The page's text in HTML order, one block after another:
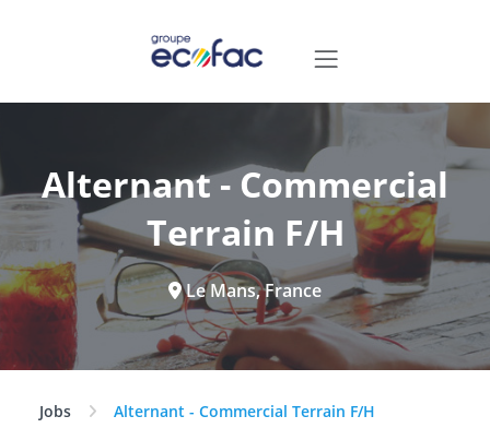
Alternant - Commercial
Terrain F/H
Le Mans, France
Jobs Alternant - Commercial Terrain F/H